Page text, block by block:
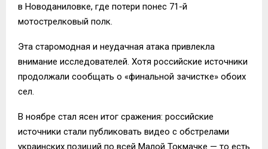
в Новоданиловке, где потери понес 71-й
мотострелковый полк.
Эта старомодная и неудачная атака привлекла
внимание исследователей. Хотя российские источники
продолжали сообщать о «финальной зачистке» обоих
сел.
В ноябре стал ясен итог сражения: российские
источники стали публиковать видео с обстрелами
украинских позиций по всей Малой Токмачке — то есть